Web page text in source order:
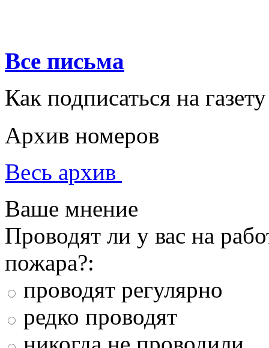
Все письма
Как подписаться на газету
Архив номеров
Весь архив
Ваше мнение
Проводят ли у вас на
пожара?:
проводят регулярно
редко проводят